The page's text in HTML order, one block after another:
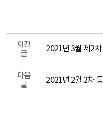
이전
글
2021년 3월 제2
다음
글
2021년 2월 2차